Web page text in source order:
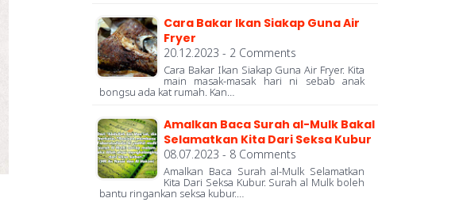
Cara Bakar Ikan Siakap Guna Air
Fryer
20.12.2023 - 2 Comments
Cara Bakar Ikan Siakap Guna Air Fryer. Kita
main masak-masak hari ni sebab anak
bongsu ada kat rumah. Kan…
Amalkan Baca Surah al-Mulk Bakal
Selamatkan Kita Dari Seksa Kubur
08.07.2023 - 8 Comments
Amalkan Baca Surah al-Mulk Selamatkan
Kita Dari Seksa Kubur. Surah al Mulk boleh
bantu ringankan seksa kubur.…